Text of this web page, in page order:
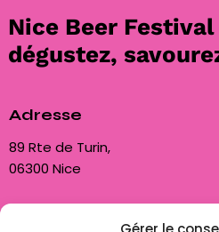
Nice Beer Festival
dégustez,
Adresse
89 Rte de Turin,
06300 Nice